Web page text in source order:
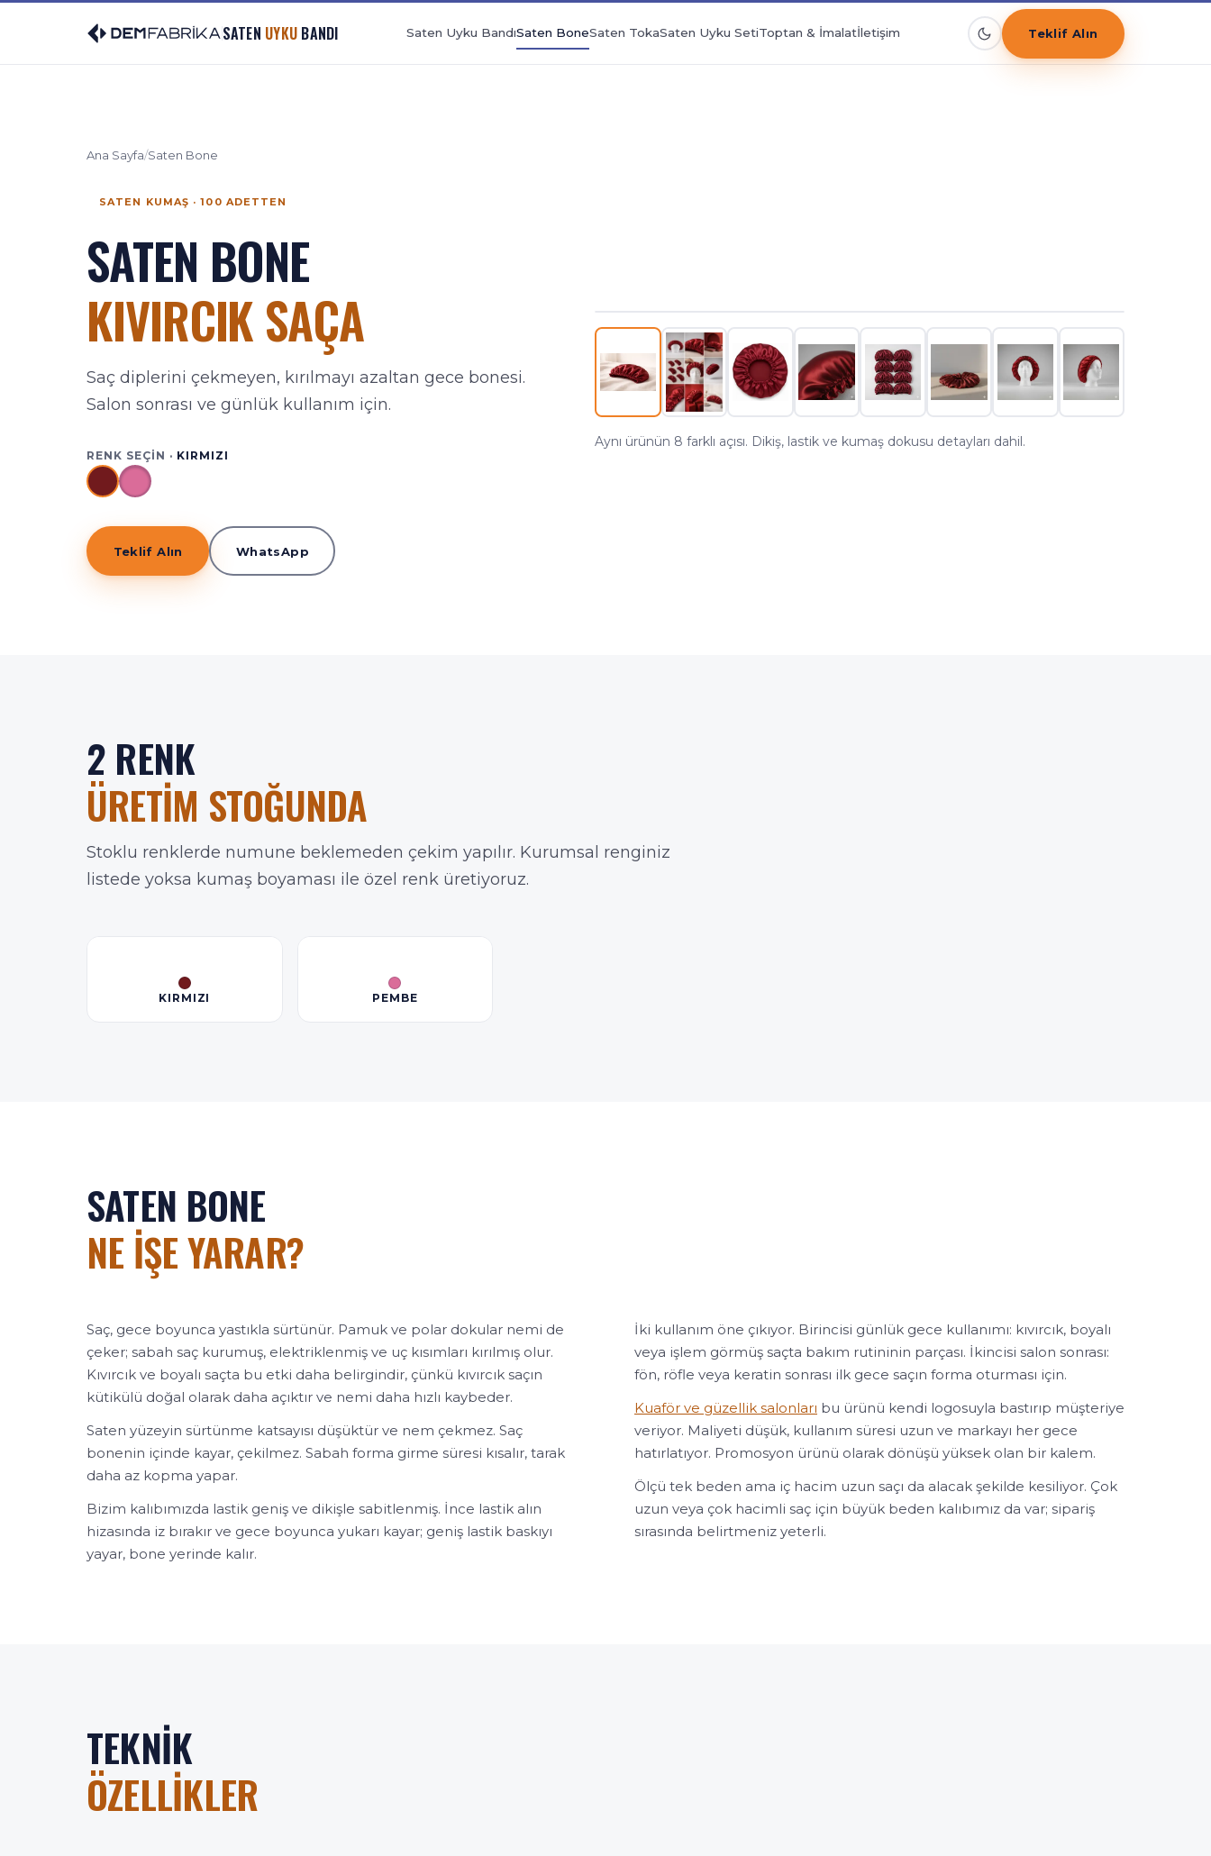
DemFabrika SATEN UYKU BANDI Saten Uyku BandıSaten BoneSaten TokaSaten Uyku SetiToptan & İmalatİletişim Teklif Alın
Ana Sayfa/Saten Bone
SATEN KUMAŞ · 100 ADETTEN
SATEN BONE
KIVIRCIK SAÇA
Saç diplerini çekmeyen, kırılmayı azaltan gece bonesi.
Salon sonrası ve günlük kullanım için.
RENK SEÇIN · KIRMIZI
Teklif Alın WhatsApp
Aynı ürünün 8 farklı açısı. Dikiş, lastik ve kumaş dokusu detayları dahil.
2 RENK
ÜRETIM STOĞUNDA
Stoklu renklerde numune beklemeden çekim yapılır. Kurumsal renginiz
listede yoksa kumaş boyaması ile özel renk üretiyoruz.
KIRMIZI PEMBE
SATEN BONE
NE İŞE YARAR?
Saç, gece boyunca yastıkla sürtünür. Pamuk ve polar dokular nemi de
çeker; sabah saç kurumuş, elektriklenmiş ve uç kısımları kırılmış olur.
Kıvırcık ve boyalı saçta bu etki daha belirgindir, çünkü kıvırcık saçın
kütikülü doğal olarak daha açıktır ve nemi daha hızlı kaybeder.
Saten yüzeyin sürtünme katsayısı düşüktür ve nem çekmez. Saç
bonenin içinde kayar, çekilmez. Sabah forma girme süresi kısalır, tarak
daha az kopma yapar.
Bizim kalıbımızda lastik geniş ve dikişle sabitlenmiş. İnce lastik alın
hizasında iz bırakır ve gece boyunca yukarı kayar; geniş lastik baskıyı
yayar, bone yerinde kalır.
İki kullanım öne çıkıyor. Birincisi günlük gece kullanımı: kıvırcık, boyalı
veya işlem görmüş saçta bakım rutininin parçası. İkincisi salon sonrası:
fön, röfle veya keratin sonrası ilk gece saçın forma oturması için.
Kuaför ve güzellik salonları bu ürünü kendi logosuyla bastırıp müşteriye
veriyor. Maliyeti düşük, kullanım süresi uzun ve markayı her gece
hatırlatıyor. Promosyon ürünü olarak dönüşü yüksek olan bir kalem.
Ölçü tek beden ama iç hacim uzun saçı da alacak şekilde kesiliyor. Çok
uzun veya çok hacimli saç için büyük beden kalıbımız da var; sipariş
sırasında belirtmeniz yeterli.
TEKNIK
ÖZELLIKLER